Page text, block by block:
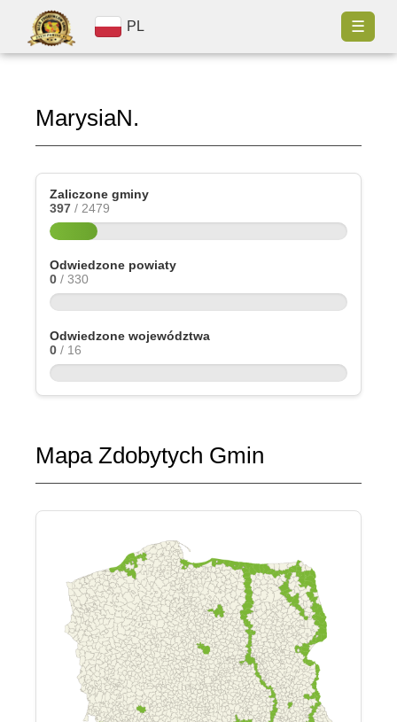
PL ☰
MarysiaN.
Zaliczone gminy
397 / 2479
Odwiedzone powiaty
0 / 330
Odwiedzone województwa
0 / 16
Mapa Zdobytych Gmin